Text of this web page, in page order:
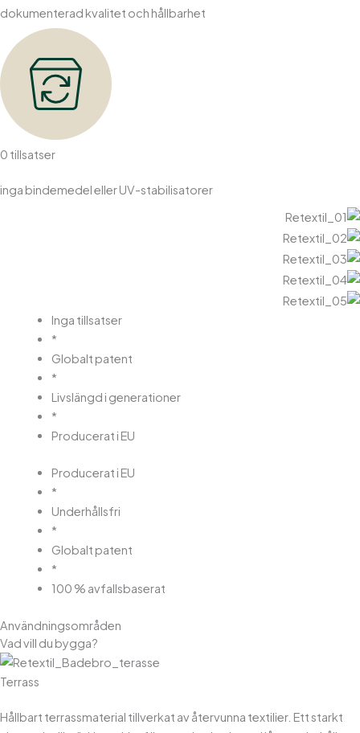
dokumenterad kvalitet och hållbarhet
0 tillsatser
inga bindemedel eller UV-stabilisatorer
Inga tillsatser
*
Globalt patent
*
Livslängd i generationer
*
Producerat i EU
Producerat i EU
*
Underhållsfri
*
Globalt patent
*
100 % avfallsbaserat
Användningsområden
Vad vill du bygga?
Terrass
Hållbart terrassmaterial tillverkat av återvunna textilier. Ett starkt